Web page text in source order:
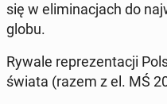
się w eli­mi­na­cjach do
globu.
Rywale re­pre­zen­ta­cji
świata (razem z el. MŚ